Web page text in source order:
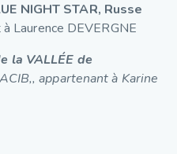
NIGHT STAR, Russe
Laurence DEVERGNE
la VALLÉE de
appartenant à Karine